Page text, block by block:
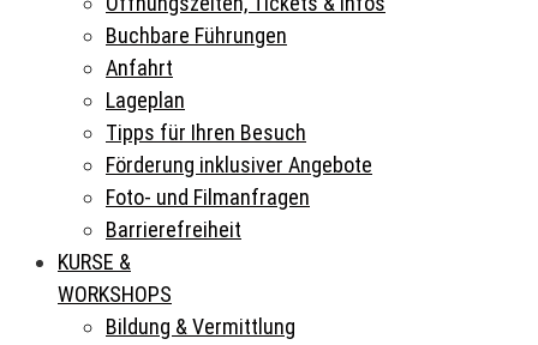
Buchbare Führungen
Anfahrt
Lageplan
Tipps für Ihren Besuch
Förderung inklusiver Angebote
Foto- und Filmanfragen
Barrierefreiheit
KURSE &
WORKSHOPS
Bildung & Vermittlung